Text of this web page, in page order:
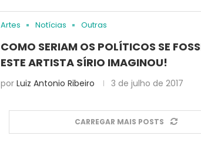
Artes Notícias Outras
COMO SERIAM OS POLÍTICOS SE
ESTE ARTISTA SÍRIO IMAGINOU!
por Luiz Antonio Ribeiro 3 de julho de 2017
CARREGAR MAIS POSTS